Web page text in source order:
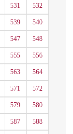
531 532
539 540
547 548
555 556
563 564
571 572
579 580
587 588